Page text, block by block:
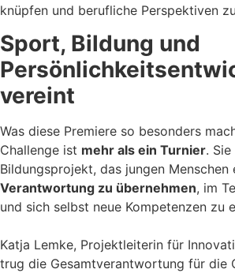
knüpfen und berufliche Perspektiven
Sport, Bildung und
vereint
Was diese Premiere so besonders
Challenge ist mehr als ein Turnier.
Bildungsprojekt, das jungen Menschen
Verantwortung zu übernehmen, im
und sich selbst neue Kompetenzen zu
Katja Lemke, Projektleiterin für
trug die Gesamtverantwortung für die